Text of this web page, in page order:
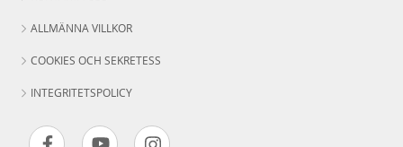
ALLMÄNNA VILLKOR
COOKIES OCH SEKRETESS
INTEGRITETSPOLICY